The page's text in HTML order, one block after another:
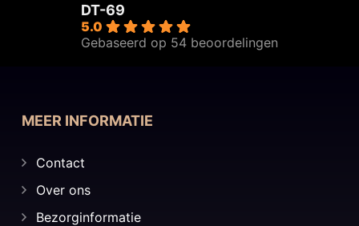
DT-69
5.0
Gebaseerd op 54 beoordelingen
MEER INFORMATIE
Contact
Over ons
Bezorginformatie